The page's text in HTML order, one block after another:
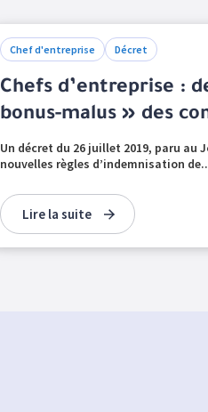
Chef d'entreprise Décret
Chefs d’entreprise :
bonus-malus » des
Un décret du 26 juillet 2019, paru au
nouvelles règles d’indemnisation
Lire la suite